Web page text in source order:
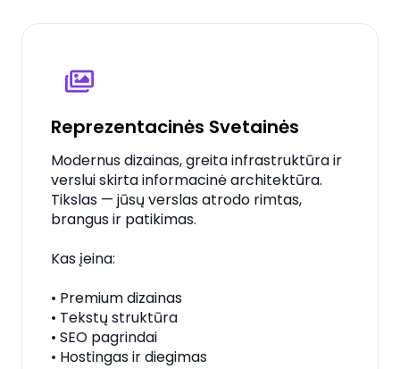
Reprezentacinės Svetainės
Modernus dizainas, greita infrastruktūra ir
verslui skirta informacinė architektūra.
Tikslas — jūsų verslas atrodo rimtas,
brangus ir patikimas.
Kas įeina:
• Premium dizainas
• Tekstų struktūra
• SEO pagrindai
• Hostingas ir diegimas